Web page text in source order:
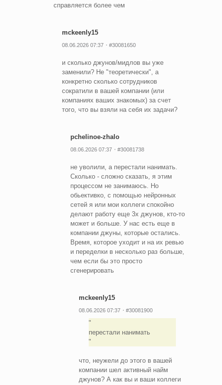
справляется более чем
mckeenly15
08.06.2026 07:37 #30081650
и сколько джунов/мидлов вы уже
заменили? Не "теоретически", а
конкретно сколько сотрудников
сократили в вашей компании (или
компаниях ваших знакомых) за счет
того, что вы взяли на себя их задачи?
pchelinoe-zhalo
08.06.2026 07:37 #30081738
не уволили, а перестали нанимать.
Сколько - сложно сказать, я этим
процессом не занимаюсь. Но
обьективко, с помощью нейронных
сетей я или мои коллеги спокойно
делают работу еще 3х джунов, кто-то
может и больше. У нас есть еще в
компании джуны, которые остались.
Время, которое уходит и на их ревью
и переделки в несколько раз больше,
чем если бы это просто
сгенерировать
mckeenly15
08.06.2026 07:37 #30081900
перестали нанимать
что, неужели до этого в вашей
компании шел активный найм
джунов? А как вы и ваши коллеги